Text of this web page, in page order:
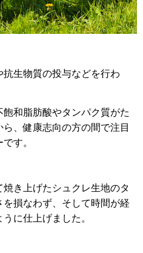
生物質の投与などを行わ
和脂肪酸やタンパク質がた
、健康志向の方の間で注目
す。
き上げたシュクレ生地のタ
を損なわず、そして時間が経
に仕上げました。